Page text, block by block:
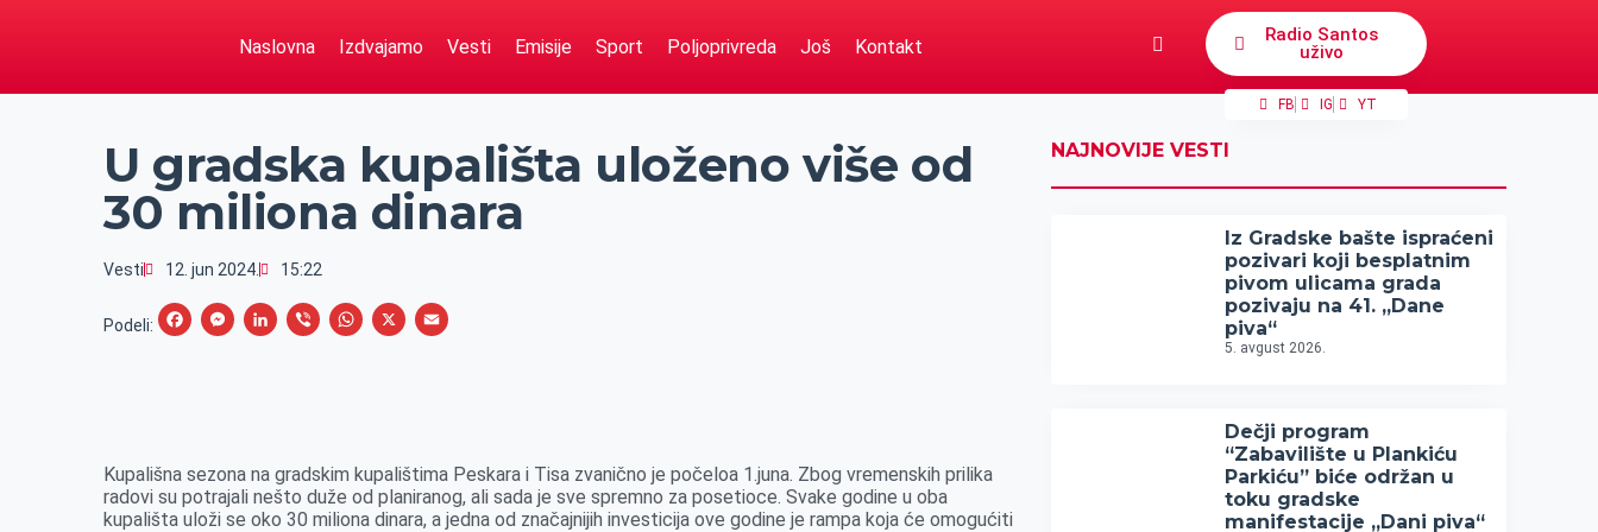
Naslovna Izdvajamo Vesti Emisije Sport Poljoprivreda Još Kontakt
Radio Santos
uživo
FB IG YT
U gradska kupališta uloženo više od
30 miliona dinara
Vesti 12. jun 2024. 15:22
Podeli:
F
o
o
M
n
g
L
d
I
V
W
A
p
X
Kupališna sezona na gradskim kupalištima Peskara i Tisa zvanično je počeloa 1.juna. Zbog vremenskih prilika
radovi su potrajali nešto duže od planiranog, ali sada je sve spremno za posetioce. Svake godine u oba
kupališta uloži se oko 30 miliona dinara, a jedna od značajnijih investicija ove godine je rampa koja će omogućiti
NAJNOVIJE VESTI
Iz Gradske bašte ispraćeni
pozivari koji besplatnim
pivom ulicama grada
pozivaju na 41. „Dane
piva“
5. avgust 2026.
Dečji program
“Zabavilište u Plankiću
Parkiću” biće održan u
toku gradske
manifestacije „Dani piva“